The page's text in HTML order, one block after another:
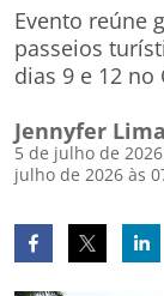
Evento reúne
passeios
dias 9 e 12 no
Jennyfer Lima
5 de julho de
julho de 2026 às